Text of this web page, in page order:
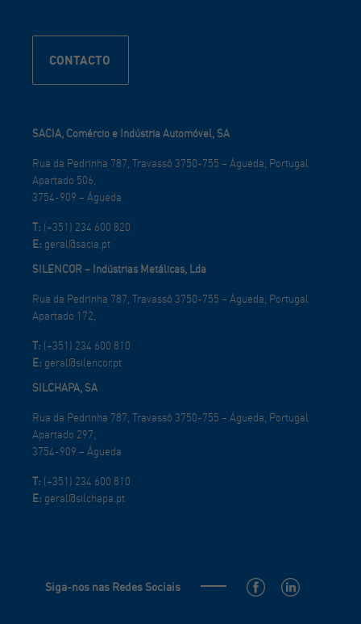
CONTACTO
SACIA, Comércio e Indústria Automóvel, SA
Rua da Pedrinha 787, Travassô 3750-755 – Águeda, Portugal
Apartado 506,
3754-909 – Águeda
T: (+351) 234 600 820
E: geral@sacia.pt
SILENCOR – Indústrias Metálicas, Lda
Rua da Pedrinha 787, Travassô 3750-755 – Águeda, Portugal
Apartado 172,
T: (+351) 234 600 810
E: geral@silencor.pt
SILCHAPA, SA
Rua da Pedrinha 787, Travassô 3750-755 – Águeda, Portugal
Apartado 297,
3754-909 – Águeda
T: (+351) 234 600 810
E: geral@silchapa.pt
Siga-nos nas Redes Sociais